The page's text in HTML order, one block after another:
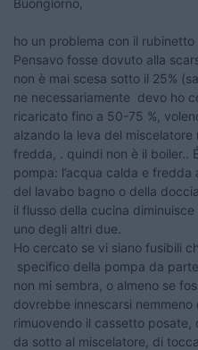
Buongiorno,
ho un problema con il rubinetto
Pensavo fosse dovuto alla
non è mai scesa sotto il 25%
ne necessariamente devo ho
ricaricato fino a 50-75 %,
alzando la leva del
fredda, . quindi non è il boiler..
pompa: l’acqua calda e
del lavabo bagno o della
il flusso della cucina
uno degli altri due.
Ho cercato se vi siano fusibili
specifico della pompa da
non mi sembra, o almeno se
dovrebbe innescarsi nemmeno
rimuovendo il cassetto
da sotto al miscelatore, di